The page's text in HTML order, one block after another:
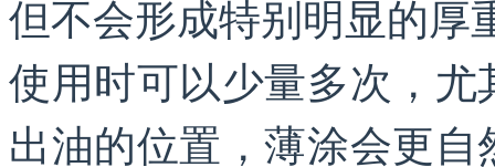
但不会形成特别明显的厚
使用时可以少量多次，
出油的位置，薄涂会更